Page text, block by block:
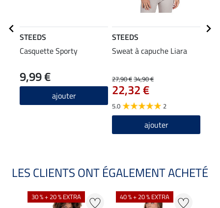
STEEDS
Casquette Sporty
9,99 €
ajouter
STEEDS
Sweat à capuche Liara
27,90 €34,90 €
22,32 €
5.0 2
ajouter
LES CLIENTS ONT ÉGALEMENT ACHETÉ
30 % + 20 % EXTRA 40 % + 20 % EXTRA